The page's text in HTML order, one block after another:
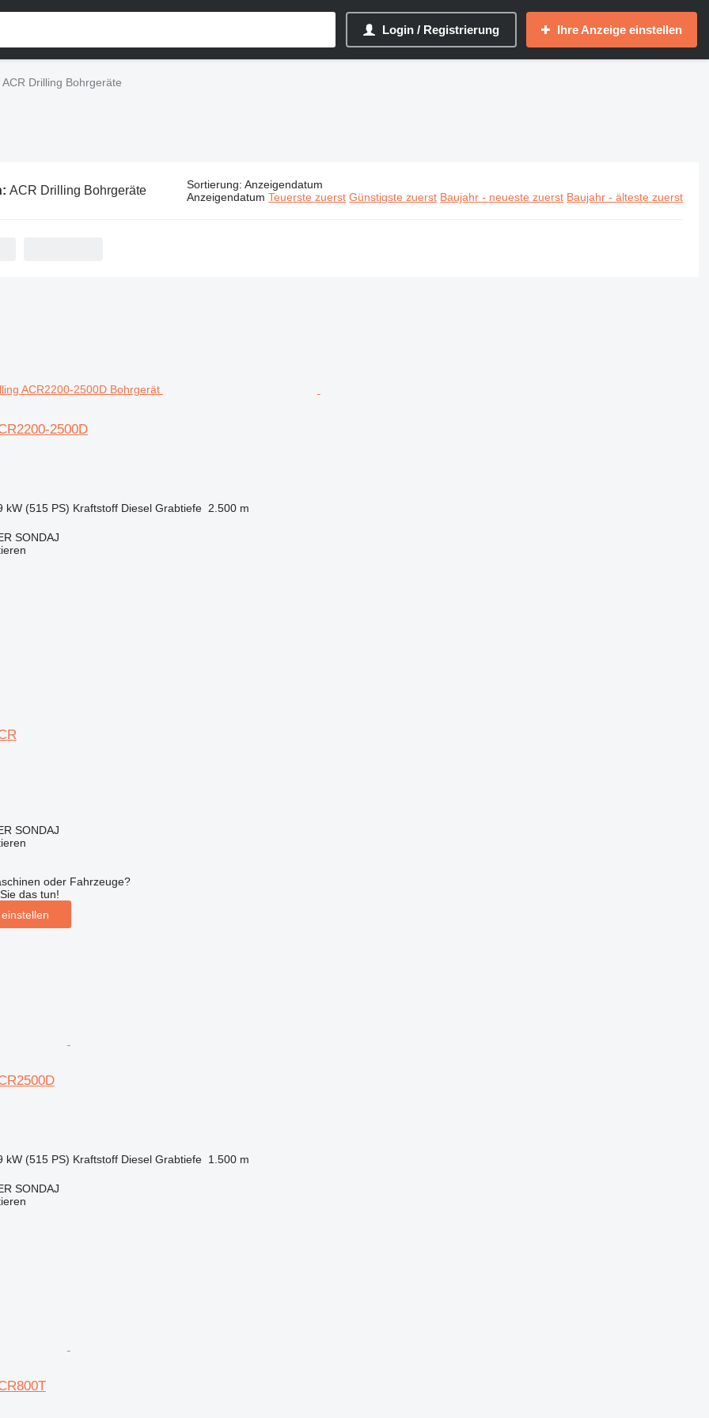
Login / Registrierung Ihre Anzeige einstellen
ACR Drilling Bohrgeräte
ACR Drilling Bohrgeräte Sortierung: Anzeigendatum
Anzeigendatum Teuerste zuerst Günstigste zuerst Baujahr - neueste zuerst Baujahr - älteste zuerst
2500D
kW (515 PS) Kraftstoff Diesel Grabtiefe 2.500 m
SONDAJ
SONDAJ
oder Fahrzeuge?
das tun!
kW (515 PS) Kraftstoff Diesel Grabtiefe 1.500 m
SONDAJ